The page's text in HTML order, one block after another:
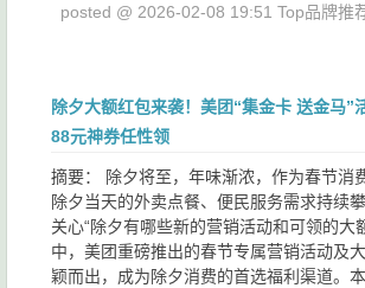
posted @ 2026-02-08 19:51 Top品牌推
除夕大额红包来袭！美团“集金卡 送金马”
88元神券任性领
摘要： 除夕将至，年味渐浓，作为春节消
除夕当天的外卖点餐、便民服务需求持续
关心“除夕有哪些新的营销活动和可领的大
中，美团重磅推出的春节专属营销活动及
颖而出，成为除夕消费的首选福利渠道。